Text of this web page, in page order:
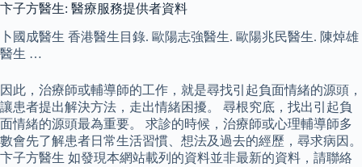
卞子方醫生: 醫療服務提供者資料
卜國成醫生 香港醫生目錄. 歐陽志強醫生. 歐陽兆民醫生. 陳焯雄
醫生 …
因此，治療師或輔導師的工作，就是尋找引起負面情緒的源頭，
讓患者提出解決方法，走出情緒困擾。 尋根究底，找出引起負
面情緒的源頭最為重要。 求診的時候，治療師或心理輔導師多
數會先了解患者日常生活習慣、想法及過去的經歷，尋求病因。
卞子方醫生 如發現本網站載列的資料並非最新的資料，請聯絡